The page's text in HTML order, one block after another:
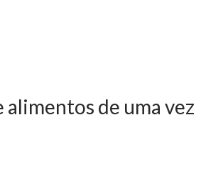
de uma vez